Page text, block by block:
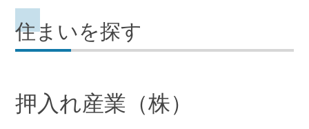
住まいを探す
押入れ産業（株）